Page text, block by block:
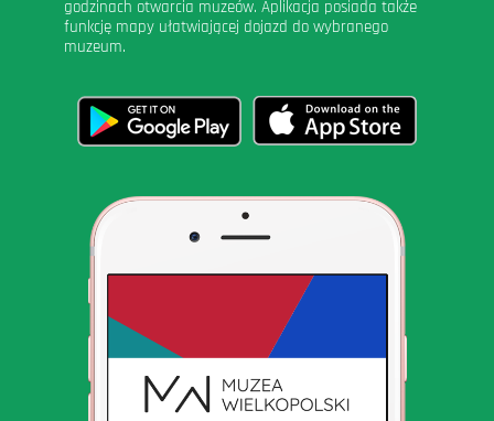
godzinach otwarcia muzeów. Aplikacja posiada także
funkcję mapy ułatwiającej dojazd do wybranego
muzeum.